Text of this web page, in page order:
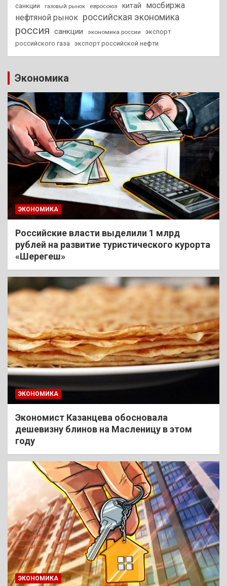
санкции
газовый рынок евросоюз китай
мосбиржа
нефтяной рынок российская экономика
россия санкции экономика россии
экспорт
российского газа
экспорт российской нефти
Экономика
ЭКОНОМИКА
Российские власти выделили 1 млрд
рублей на развитие туристического курорта
«Шерегеш»
ЭКОНОМИКА
Экономист Казанцева обосновала
дешевизну блинов на Масленицу в этом
году
ЭКОНОМИКА